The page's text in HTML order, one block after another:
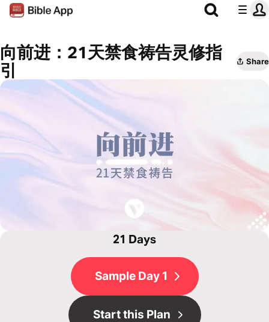
向前进：21天禁食祷告灵修指
引
Share
21 Days
Sample Day 1
Start this Plan